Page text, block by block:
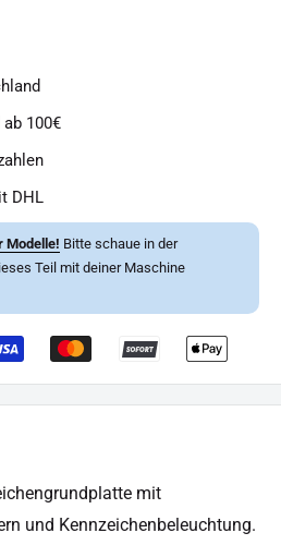
100€
DHL
Modelle! Bitte schaue in der
Teil mit deiner Maschine
mit
und Kennzeichenbeleuchtung.